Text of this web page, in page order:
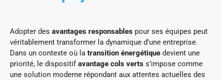
Adopter des avantages responsables pour ses équipes peut
véritablement transformer la dynamique d’une entreprise.
Dans un contexte où la transition énergétique devient une
priorité, le dispositifavantage cols verts s’impose comme
une solution moderne répondant aux attentes actuelles des